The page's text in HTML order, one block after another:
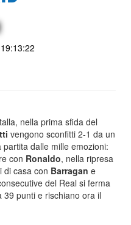
nella prima sfida del
vengono sconfitti 2-1 da un
dalle mille emozioni:
con Ronaldo, nella ripresa
di casa con Barragan e
del Real si ferma
39 punti e rischiano ora il